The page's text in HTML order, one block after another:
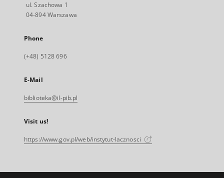
ul. Szachowa 1
04-894 Warszawa
Phone
(+48) 5128 696
E-Mail
biblioteka@il-pib.pl
Visit us!
https://www.gov.pl/web/instytut-lacznosci